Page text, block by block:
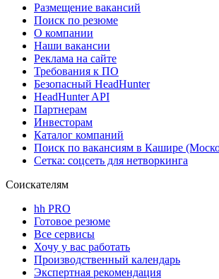
Размещение вакансий
Поиск по резюме
О компании
Наши вакансии
Реклама на сайте
Требования к ПО
Безопасный HeadHunter
HeadHunter API
Партнерам
Инвесторам
Каталог компаний
Поиск по вакансиям в Кашире
Сетка: соцсеть для нетворкинга
Соискателям
hh PRO
Готовое резюме
Все сервисы
Хочу у вас работать
Производственный календарь
Экспертная рекомендация